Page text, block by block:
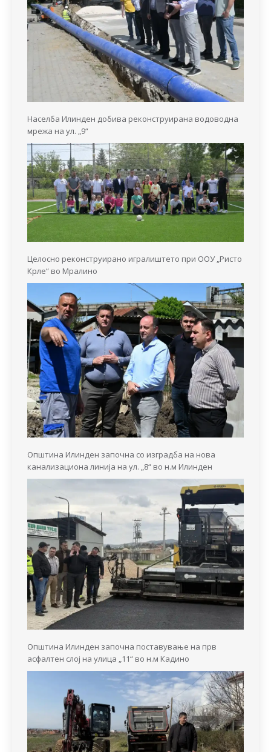
Населба Илинден добива реконструирана водоводна
мрежа на ул. „9“
Целосно реконструирано игралиштето при ООУ „Ристо
Крле“ во Мралино
Општина Илинден започна со изградба на нова
канализациона линија на ул. „8“ во н.м Илинден
Општина Илинден започна поставување на прв
асфалтен слој на улица „11“ во н.м Кадино